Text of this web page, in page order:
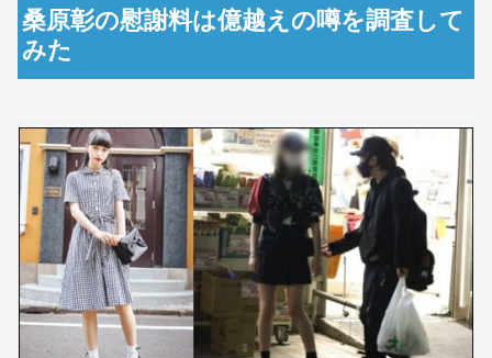
桑原彰の慰謝料は億越えの噂を調査して
みた